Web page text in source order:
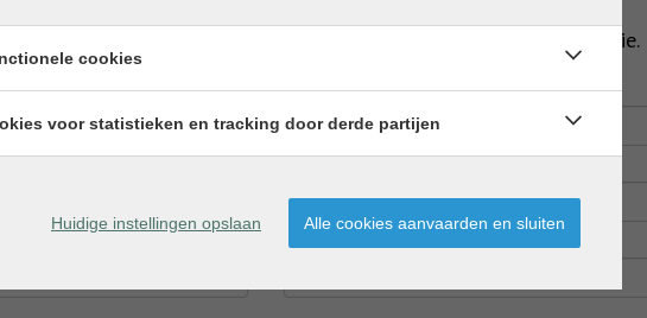
Neem vrijblijvend contact met ons op voor meer informatie.
contact met je opnemen.
cookies
voor statistieken en tracking door derde partijen
Huidige instellingen opslaan Alle cookies aanvaarden en sluiten